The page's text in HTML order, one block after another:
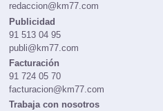
redaccion@km77.com
Publicidad
91 513 04 95
publi@km77.com
Facturación
91 724 05 70
facturacion@km77.com
Trabaja con nosotros